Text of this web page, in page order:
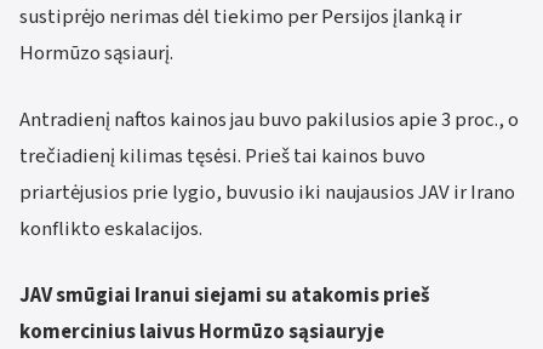
sustiprėjo nerimas dėl tiekimo per Persijos įlanką ir
Hormūzo sąsiaurį.
Antradienį naftos kainos jau buvo pakilusios apie 3 proc., o
trečiadienį kilimas tęsėsi. Prieš tai kainos buvo
priartėjusios prie lygio, buvusio iki naujausios JAV ir Irano
konflikto eskalacijos.
JAV smūgiai Iranui siejami su atakomis prieš
komercinius laivus Hormūzo sąsiauryje